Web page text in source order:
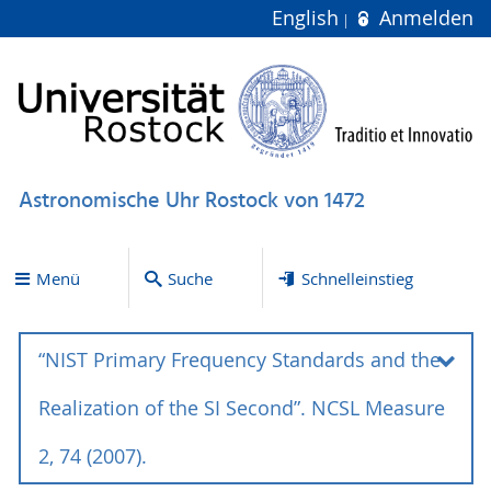
English Anmelden
Astronomische Uhr Rostock von 1472
Menü Suche Schnelleinstieg
“NIST Primary Frequency Standards and the
Realization of the SI Second”. NCSL Measure
2, 74 (2007).